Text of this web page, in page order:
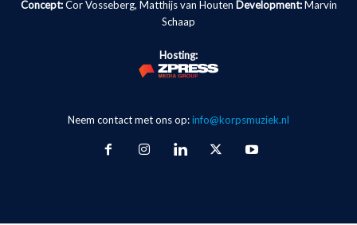
Concept:Cor Vosseberg, Matthijs van Houten Development: Marvin
Schaap
Hosting:
Neem contact met ons op:info@korpsmuziek.nl